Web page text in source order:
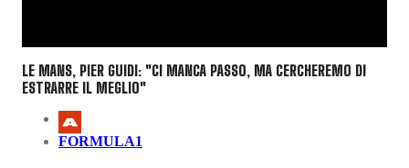
LE MANS, PIER GUIDI: "CI MANCA PASSO, MA CERCHEREMO DI
ESTRARRE IL MEGLIO"
FORMULA1